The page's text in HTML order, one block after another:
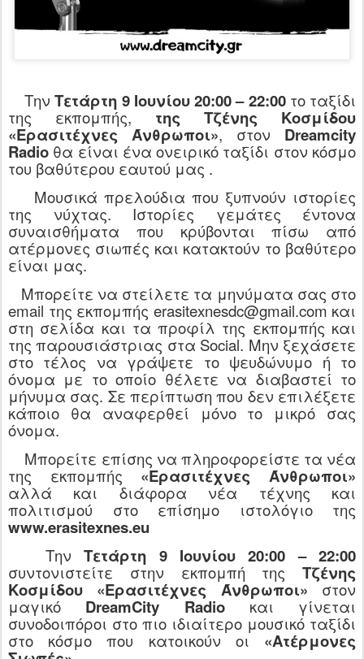
ΤηνΤετάρτη 9 Ιουνίου 20:00 – 22:00το ταξίδι
της εκπομπής, της Τζένης Κοσμίδου
«Ερασιτέχνες Άνθρωποι», στον Dreamcity
Radio θα είναι ένα ονειρικό ταξίδι στον κόσμο
του βαθύτερου εαυτού μας .
Μουσικά πρελούδια που ξυπνούν ιστορίες
της νύχτας. Ιστορίες γεμάτες έντονα
συναισθήματα που κρύβονται πίσω από
ατέρμονες σιωπές και κατακτούν το βαθύτερο
είναι μας.
Μπορείτε να στείλετε τα μηνύματα σας στο
email της εκπομπής erasitexnesdc@gmail.com και
στη σελίδα και τα προφίλ της εκπομπής και
της παρουσιάστριας στα Social. Μην ξεχάσετε
στο τέλος να γράψετε το ψευδώνυμο ή το
όνομα με το οποίο θέλετε να διαβαστεί το
μήνυμα σας. Σε περίπτωση που δεν επιλέξετε
κάποιο θα αναφερθεί μόνο το μικρό σας
όνομα.
Μπορείτε επίσης να πληροφορείστε τα νέα
της εκπομπής «Ερασιτέχνες Άνθρωποι»
αλλά και διάφορα νέα τέχνης και
πολιτισμού στο επίσημο ιστολόγιο της
www.erasitexnes.eu
ΤηνΤετάρτη 9 Ιουνίου 20:00 – 22:00
συντονιστείτε στην εκπομπή της Τζένης
Κοσμίδου «Ερασιτέχνες Άνθρωποι» στον
μαγικό DreamCity Radio
και γίνεται
συνοδοιπόροι στο πιο ιδιαίτερο μουσικό ταξίδι
στο κόσμο που κατοικούν οι «Ατέρμονες